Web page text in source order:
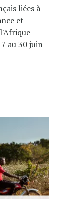
liées à
et
au 30 juin